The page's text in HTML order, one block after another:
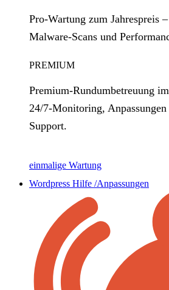
Pro‑Wartung zum Jahrespreis
Malware‑Scans und
PREMIUM
Premium‑Rundumbetreuung
24/7‑Monitoring,
Support.
einmalige Wartung
Wordpress Hilfe /Anpassungen